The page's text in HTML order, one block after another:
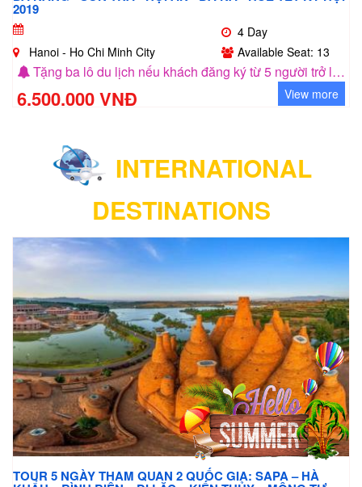
2019
4 Day
Hanoi - Ho Chi Minh City
Available Seat: 13
Tặng ba lô du lịch nếu khách đăng ký từ 5 người trở lên
6.500.000 VNĐ View more
INTERNATIONAL
DESTINATIONS
TOUR 5 NGÀY THAM QUAN 2 QUỐC GIA: SAPA – HÀ